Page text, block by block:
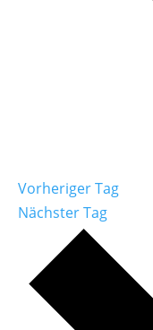
Vorheriger Tag
Nächster Tag